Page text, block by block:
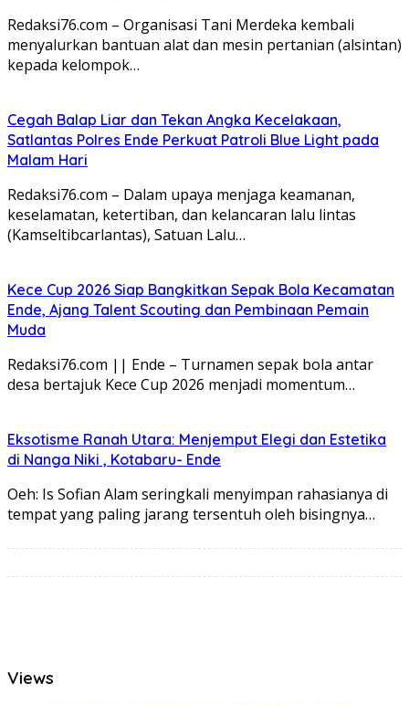
Redaksi76.com – Organisasi Tani Merdeka kembali
menyalurkan bantuan alat dan mesin pertanian (alsintan)
kepada kelompok…
Cegah Balap Liar dan Tekan Angka Kecelakaan,
Satlantas Polres Ende Perkuat Patroli Blue Light pada
Malam Hari
Redaksi76.com – Dalam upaya menjaga keamanan,
keselamatan, ketertiban, dan kelancaran lalu lintas
(Kamseltibcarlantas), Satuan Lalu…
Kece Cup 2026 Siap Bangkitkan Sepak Bola Kecamatan
Ende, Ajang Talent Scouting dan Pembinaan Pemain
Muda
Redaksi76.com || Ende – Turnamen sepak bola antar
desa bertajuk Kece Cup 2026 menjadi momentum…
Eksotisme Ranah Utara: Menjemput Elegi dan Estetika
di Nanga Niki , Kotabaru- Ende
Oeh: Is Sofian Alam seringkali menyimpan rahasianya di
tempat yang paling jarang tersentuh oleh bisingnya…
Views